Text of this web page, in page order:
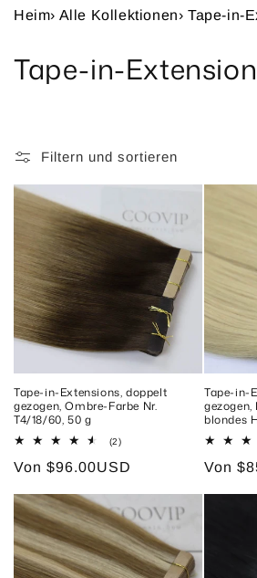
Heim› Alle Kollektionen› Tape-in-
K
e
g
o
r
i
e
:
Tape-in-
Filtern und sortieren
Tape-in-Extensions, doppelt
gezogen, Ombre-Farbe Nr.
T4/18/60, 50 g
(2)2
insgesamt
Normaler
Von $96.00USD
Tape-in-
gezogen,
blondes
Von